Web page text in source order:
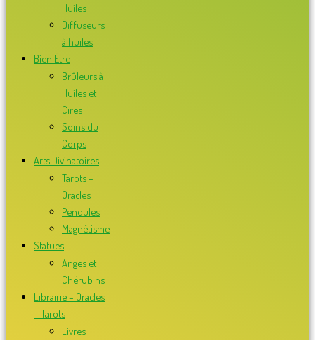
Huiles
Diffuseurs
à huiles
Bien Être
Brûleurs à
Huiles et
Cires
Soins du
Corps
Arts Divinatoires
Tarots –
Oracles
Pendules
Magnétisme
Statues
Anges et
Chérubins
Librairie – Oracles
– Tarots
Livres